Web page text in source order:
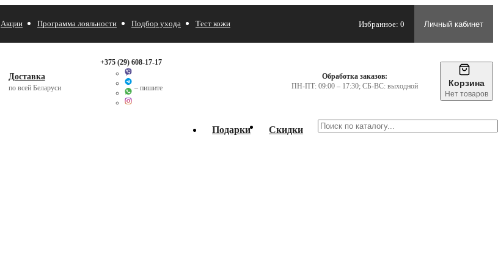
Акции Программа лояльности Подбор ухода Тест кожи Избранное: 0 Личный кабинет
Доставка
по всей Беларуси
+375 (29) 608-17-17
– пишите
Обработка заказов:
ПН-ПТ: 09:00 – 17:30; СБ-ВС: выходной
Корзина
Нет товаров
Подарки Скидки